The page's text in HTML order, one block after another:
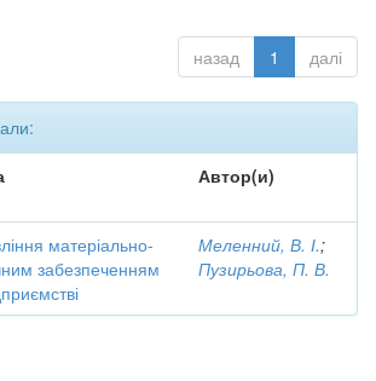
назад 1 далі
Автор(и)
матеріально-
забезпеченням
Меленний, В. І.;
Пузирьова, П. В.